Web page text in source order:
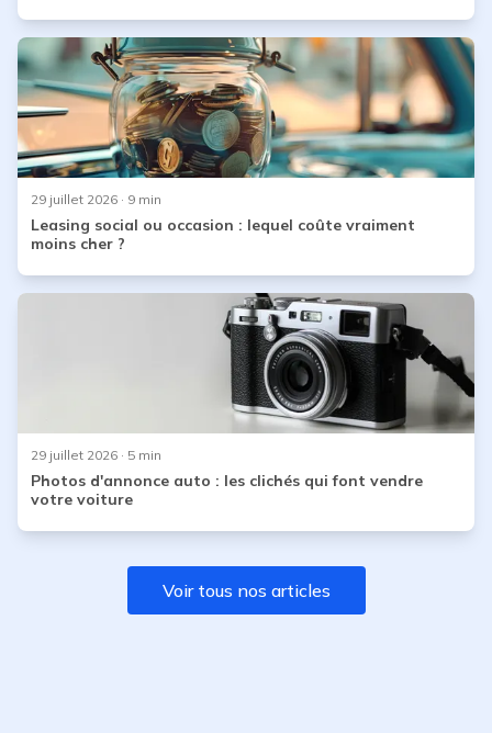
29 juillet 2026 · 9 min
Leasing social ou occasion : lequel coûte vraiment
moins cher ?
29 juillet 2026 · 5 min
Photos d'annonce auto : les clichés qui font vendre
votre voiture
Voir tous nos articles